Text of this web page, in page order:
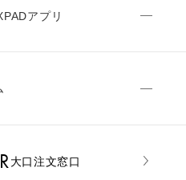
アプリ
⼤⼝注⽂窓⼝